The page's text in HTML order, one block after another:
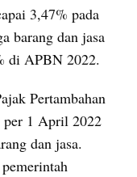
3,47% pada
barang dan jasa
di APBN 2022.
Pertambahan
1 April 2022
dan jasa.